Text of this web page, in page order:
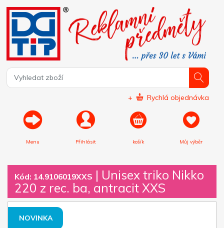
+ Rychlá objednávka
Menu Přihlásit košík Můj výběr
Kód: 14.9106019XXS | Unisex triko Nikko
220 z rec. ba, antracit XXS
NOVINKA